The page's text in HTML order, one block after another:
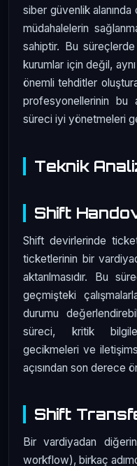
siber güvenlik
müdahalelerin
sahiptir. Bu
kurumlar için değil,
önemli tehditler
profesyonellerinin bu
süreci iyi yönetmeleri
Teknik
Shift
Shift devirlerinde
ticketlerinin bir
aktarılmasıdır. Bu
geçmişteki
durumu
süreci, kritik
gecikmeleri ve
açısından son derece
Shift
Bir vardiyadan
workflow), birkaç